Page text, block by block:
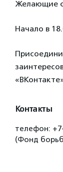
Желающие
Начало в
Контакты
телефон:
(Фонд